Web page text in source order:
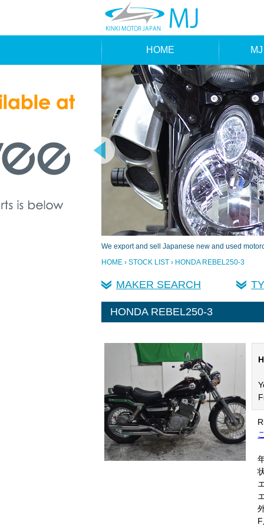
HOME
We export and sell Japanese new and used
HOME › STOCK LIST › HONDA REBEL250-3
MAKER SEARCH
HONDA REBEL250-3